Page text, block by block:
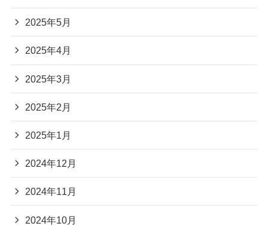
2025年5月
2025年4月
2025年3月
2025年2月
2025年1月
2024年12月
2024年11月
2024年10月